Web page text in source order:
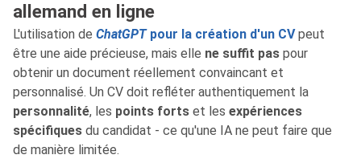
allemand en ligne
L'utilisation de ChatGPTpour la création d'un CVpeut
être une aide précieuse, mais elle ne suffit pas pour
obtenir un document réellement convaincant et
personnalisé. Un CV doit refléter authentiquement la
personnalité, les points forts et les expériences
spécifiques du candidat - ce qu'une IA ne peut faire que
de manière limitée.